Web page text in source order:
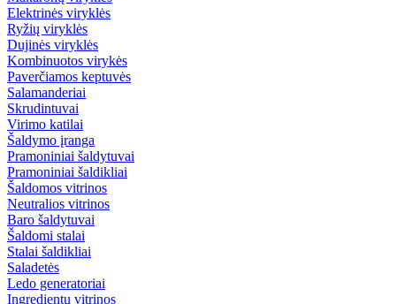
Elektrinės viryklės
Ryžių viryklės
Dujinės viryklės
Kombinuotos virykės
Paverčiamos keptuvės
Salamanderiai
Skrudintuvai
Virimo katilai
Šaldymo įranga
Pramoniniai šaldytuvai
Pramoniniai šaldikliai
Šaldomos vitrinos
Neutralios vitrinos
Baro šaldytuvai
Šaldomi stalai
Stalai šaldikliai
Saladetės
Ledo generatoriai
Ingredientų vitrinos